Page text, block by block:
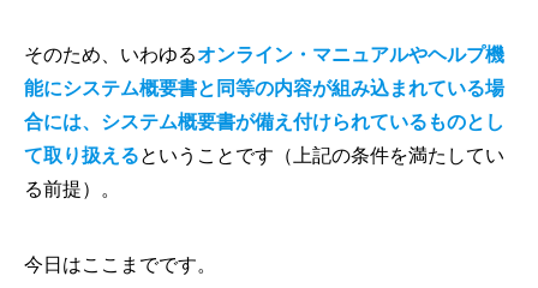
そのため、いわゆるオンライン・マニュアルやヘルプ機
能にシステム概要書と同等の内容が組み込まれている場
合には、システム概要書が備え付けられているものとし
て取り扱えるということです（上記の条件を満たしてい
る前提）。
今日はここまでです。